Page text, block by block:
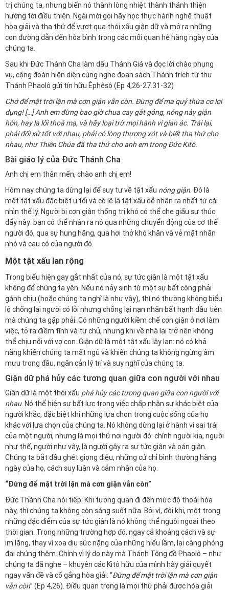
trị chúng ta, nhưng biến nó thành lòng nhiệt thành thánh thiện
hướng tới điều thiện. Ngài mời gọi hãy học thực hành nghệ thuật
hòa giải và tha thứ để vượt qua thói xấu giận dữ và mở ra những
con đường dẫn đến hòa bình trong các mối quan hệ hàng ngày của
chúng ta.
Sau khi Đức Thánh Cha làm dấu Thánh Giá và đọc lời chào phụng
vụ, cộng đoàn hiện diện cùng nghe đoạn sách Thánh trích từ thư
Thánh Phaolô gửi tín hữu Êphêsô (Ep 4,26-27.31-32)
Chớ để mặt trời lặn mà cơn giận vẫn còn. Đừng để ma quỷ thừa cơ lợi
dụng! […] Anh em đừng bao giờ chua cay gắt gỏng, nóng nảy giận
hờn, hay la lối thoá mạ, và hãy loại trừ mọi hành vi gian ác. Trái lại,
phải đối xử tốt với nhau, phải có lòng thương xót và biết tha thứ cho
nhau, như Thiên Chúa đã tha thứ cho anh em trong Đức Kitô.
Bài giáo lý của Đức Thánh Cha
Anh chị em thân mến, chào anh chị em!
Hôm nay chúng ta dừng lại để suy tư về tật xấu nóng giận. Đó là
một tật xấu đặc biệt u tối và có lẽ là tật xấu dễ nhận ra nhất từ cái
nhìn thể lý. Người bị cơn giận thống trị khó có thể che giấu sự thúc
đẩy này: bạn có thể nhận ra nó qua những chuyển động của cơ thể
người đó, qua sự hung hăng, qua hơi thở khó khăn và vẻ mặt nhăn
nhó và cau có của người đó.
Một tật xấu lan rộng
Trong biểu hiện gay gắt nhất của nó, sự tức giận là một tật xấu
không để chúng ta yên. Nếu nó nảy sinh từ một sự bất công phải
gánh chịu (hoặc chúng ta nghĩ là như vậy), thì nó thường không biểu
lộ chống lại người có lỗi nhưng chống lại nạn nhân bất hạnh đầu tiên
mà chúng ta gặp phải. Có những người kiềm chế cơn giận ở nơi làm
việc, tỏ ra điềm tĩnh và tự chủ, nhưng khi về nhà lại trở nên không
thể chịu nổi với vợ con. Giận dữ là một tật xấu lây lan: nó có khả
năng khiến chúng ta mất ngủ và khiến chúng ta không ngừng âm
mưu trong đầu, ngăn cản lý trí và suy nghĩ của chúng ta.
Giận dữ phá hủy các tương quan giữa con người với nhau
Giận dữ là một thói xấu phá hủy các tương quan giữa con người với
nhau. Nó thể hiện sự bất lực trong việc chấp nhận sự khác biệt của
người khác, đặc biệt khi những lựa chọn trong cuộc sống của họ
khác với lựa chọn của chúng ta. Nó không dừng lại ở hành vi sai trái
của một người, nhưng là mọi thứ nơi người đó: chính người kia, người
như thế, người như vậy, là người gây ra sự tức giận và oán giận.
Chúng ta bắt đầu ghét giọng điệu, những cử chỉ bình thường hàng
ngày của họ, cách suy luận và cảm nhận của họ.
“Đừng để mặt trời lặn mà cơn giận vẫn còn”
Đức Thánh Cha nói tiếp: Khi tương quan đi đến mức độ thoái hóa
này, thì chúng ta không còn sáng suốt nữa. Bởi vì, đôi khi, một trong
những đặc điểm của sự tức giận là nó không thể nguôi ngoai theo
thời gian. Trong những trường hợp đó, ngay cả khoảng cách và sự
im lặng, thay vì xoa dịu sức nặng của những hiểu lầm, lại càng phóng
đại chúng thêm. Chính vì lý do này mà Thánh Tông đồ Phaolô – như
chúng ta đã nghe – khuyên các Kitô hữu của mình hãy giải quyết
ngay vấn đề vàcố gắng hòa giải: “Đừng để mặt trời lặn mà cơn giận
vẫn còn” (Ep 4,26). Điều quan trọng là mọi thứ phải được hóa giải